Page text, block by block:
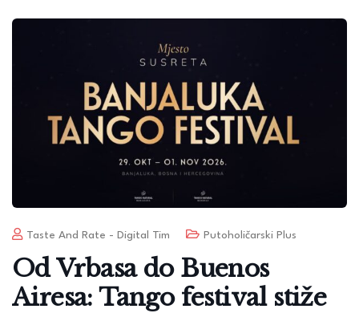
Taste And Rate - Digital Tim Putoholičarski Plus
Od Vrbasa do Buenos
Airesa: Tango festival stiže